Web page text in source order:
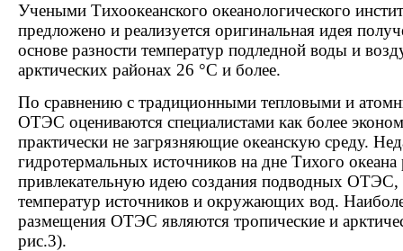
Учеными Тихоокеанского океанологического
предложено и реализуется оригинальная идея
основе разности температур подледной воды и
арктических районах 26 °С и более.
По сравнению с традиционными тепловыми и
ОТЭС оцениваются специалистами как более
практически не загрязняющие океанскую среду.
гидротермальных источников на дне Тихого
привлекательную идею создания подводных ОТЭС,
температур источников и окружающих вод.
размещения ОТЭС являются тропические и
рис.3).